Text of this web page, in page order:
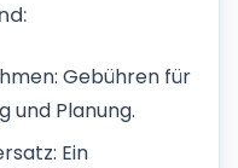
Gebühren für
und Planung.
Ein